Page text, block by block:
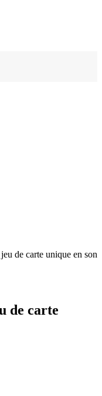
de carte unique en son
de carte